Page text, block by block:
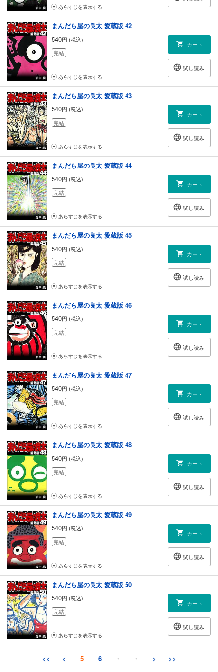
あらすじを表示する
まんだら屋の良太 愛蔵版 42
540円 (税込)
完結
カート
試し読み
あらすじを表示する
まんだら屋の良太 愛蔵版 43
540円 (税込)
完結
カート
試し読み
あらすじを表示する
まんだら屋の良太 愛蔵版 44
540円 (税込)
完結
カート
試し読み
あらすじを表示する
まんだら屋の良太 愛蔵版 45
540円 (税込)
完結
カート
試し読み
あらすじを表示する
まんだら屋の良太 愛蔵版 46
540円 (税込)
完結
カート
試し読み
あらすじを表示する
まんだら屋の良太 愛蔵版 47
540円 (税込)
完結
カート
試し読み
あらすじを表示する
まんだら屋の良太 愛蔵版 48
540円 (税込)
完結
カート
試し読み
あらすじを表示する
まんだら屋の良太 愛蔵版 49
540円 (税込)
完結
カート
試し読み
あらすじを表示する
まんだら屋の良太 愛蔵版 50
540円 (税込)
完結
カート
試し読み
あらすじを表示する
まんだら屋の良太 愛蔵版 51
<< < 5 6 ・ ・ > >>